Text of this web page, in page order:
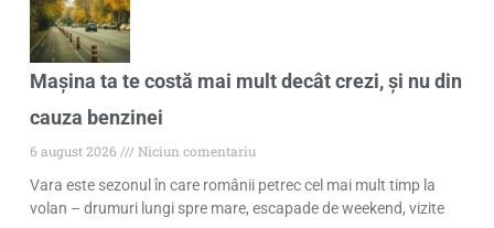
Mașina ta te costă mai mult decât crezi, și nu din
cauza benzinei
6 august 2026
Niciun comentariu
Vara este sezonul în care românii petrec cel mai mult timp la
volan – drumuri lungi spre mare, escapade de weekend, vizite